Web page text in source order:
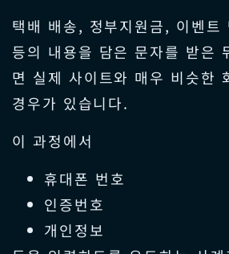
택배 배송, 정부지원금, 이벤트
등의 내용을 담은 문자를 받은
면 실제 사이트와 매우 비슷한
경우가 있습니다.
이 과정에서
휴대폰 번호
인증번호
개인정보